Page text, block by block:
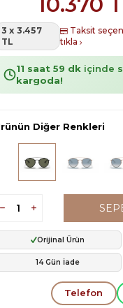
3 x 3.457
TL
Taksit
tıkla
11 saat 59 dk içinde
kargoda!
Diğer Renkleri
Orijinal Ürün
14 Gün İade
Telefon